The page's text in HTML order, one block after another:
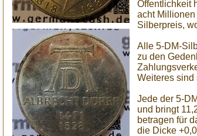
Öffentlichkeit
acht
Silberpreis,
Alle 5-DM-
zu den
Weiteres sind
Jede der 5-
und bringt
betragen für
die Dicke